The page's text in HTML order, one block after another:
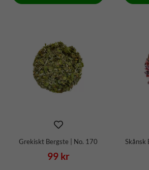
Grekiskt Bergste | No. 170
99 kr
Skånsk